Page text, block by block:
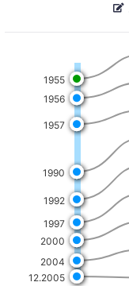
1955
1956
1957
1990
1992
1997
2000
2004
12.2005